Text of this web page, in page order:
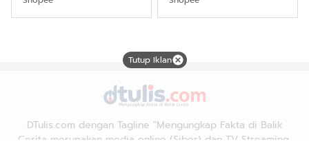
Tutup Iklan
DTulis.com dengan Tagline "Mengungkap Fakta di Balik
Cerita merupakan media online (Siber) dan TV Streaming.